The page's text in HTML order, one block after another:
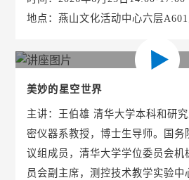
地点：燕山文化活动中心六层
美妙的星空世界
主讲：王伯雄 清华大学本科和研
密仪器系教授，博士生导师。国务
议组成员，清华大学学位委员会机
员会副主席，测控技术教学实验中